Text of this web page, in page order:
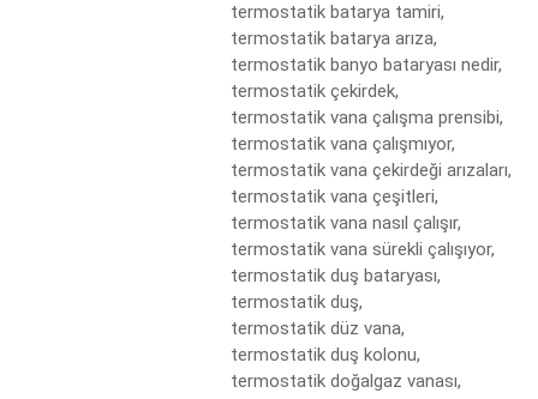
termostatik batarya tamiri,
termostatik batarya arıza,
termostatik banyo bataryası nedir,
termostatik çekirdek,
termostatik vana çalışma prensibi,
termostatik vana çalışmıyor,
termostatik vana çekirdeği arızaları,
termostatik vana çeşitleri,
termostatik vana nasıl çalışır,
termostatik vana sürekli çalışıyor,
termostatik duş bataryası,
termostatik duş,
termostatik düz vana,
termostatik duş kolonu,
termostatik doğalgaz vanası,